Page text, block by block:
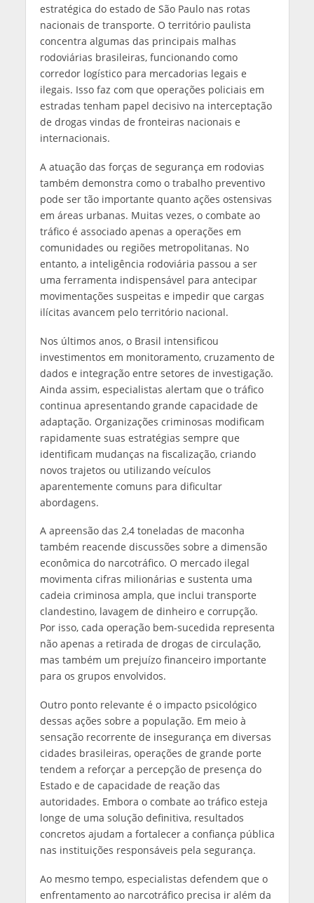
estratégica do estado de São Paulo nas rotas
nacionais de transporte. O território paulista
concentra algumas das principais malhas
rodoviárias brasileiras, funcionando como
corredor logístico para mercadorias legais e
ilegais. Isso faz com que operações policiais em
estradas tenham papel decisivo na interceptação
de drogas vindas de fronteiras nacionais e
internacionais.
A atuação das forças de segurança em rodovias
também demonstra como o trabalho preventivo
pode ser tão importante quanto ações ostensivas
em áreas urbanas. Muitas vezes, o combate ao
tráfico é associado apenas a operações em
comunidades ou regiões metropolitanas. No
entanto, a inteligência rodoviária passou a ser
uma ferramenta indispensável para antecipar
movimentações suspeitas e impedir que cargas
ilícitas avancem pelo território nacional.
Nos últimos anos, o Brasil intensificou
investimentos em monitoramento, cruzamento de
dados e integração entre setores de investigação.
Ainda assim, especialistas alertam que o tráfico
continua apresentando grande capacidade de
adaptação. Organizações criminosas modificam
rapidamente suas estratégias sempre que
identificam mudanças na fiscalização, criando
novos trajetos ou utilizando veículos
aparentemente comuns para dificultar
abordagens.
A apreensão das 2,4 toneladas de maconha
também reacende discussões sobre a dimensão
econômica do narcotráfico. O mercado ilegal
movimenta cifras milionárias e sustenta uma
cadeia criminosa ampla, que inclui transporte
clandestino, lavagem de dinheiro e corrupção.
Por isso, cada operação bem-sucedida representa
não apenas a retirada de drogas de circulação,
mas também um prejuízo financeiro importante
para os grupos envolvidos.
Outro ponto relevante é o impacto psicológico
dessas ações sobre a população. Em meio à
sensação recorrente de insegurança em diversas
cidades brasileiras, operações de grande porte
tendem a reforçar a percepção de presença do
Estado e de capacidade de reação das
autoridades. Embora o combate ao tráfico esteja
longe de uma solução definitiva, resultados
concretos ajudam a fortalecer a confiança pública
nas instituições responsáveis pela segurança.
Ao mesmo tempo, especialistas defendem que o
enfrentamento ao narcotráfico precisa ir além da